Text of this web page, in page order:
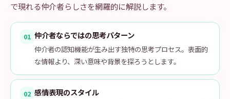
で現れる仲介者らしさを網羅的に解説します。
01 仲介者ならではの思考パターン
仲介者の認知機能が生み出す独特の思考プロセス。表面的
な情報より、深い意味や背景を探ろうとします。
02 感情表現のスタイル